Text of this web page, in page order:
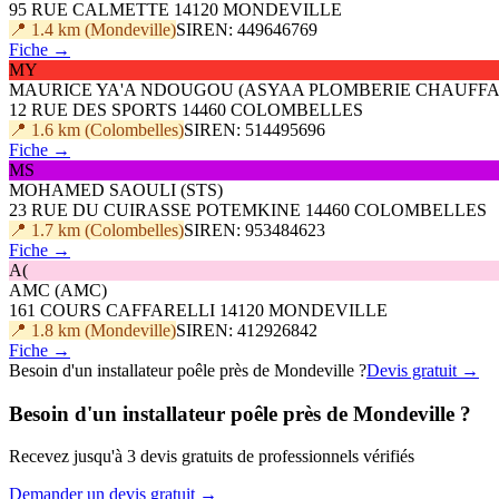
95 RUE CALMETTE 14120 MONDEVILLE
📍 1.4 km (Mondeville)SIREN: 449646769
Fiche →
MY
MAURICE YA'A NDOUGOU (ASYAA PLOMBERIE
12 RUE DES SPORTS 14460 COLOMBELLES
📍 1.6 km (Colombelles)SIREN: 514495696
Fiche →
MS
MOHAMED SAOULI (STS)
23 RUE DU CUIRASSE POTEMKINE 14460 COLOMBELLES
📍 1.7 km (Colombelles)SIREN: 953484623
Fiche →
A(
AMC (AMC)
161 COURS CAFFARELLI 14120 MONDEVILLE
📍 1.8 km (Mondeville)SIREN: 412926842
Fiche →
Besoin d'un installateur poêle près de Mondeville ?Devis gratuit →
Besoin d'un installateur poêle près de Mondeville ?
Recevez jusqu'à 3 devis gratuits de professionnels vérifiés
Demander un devis gratuit →